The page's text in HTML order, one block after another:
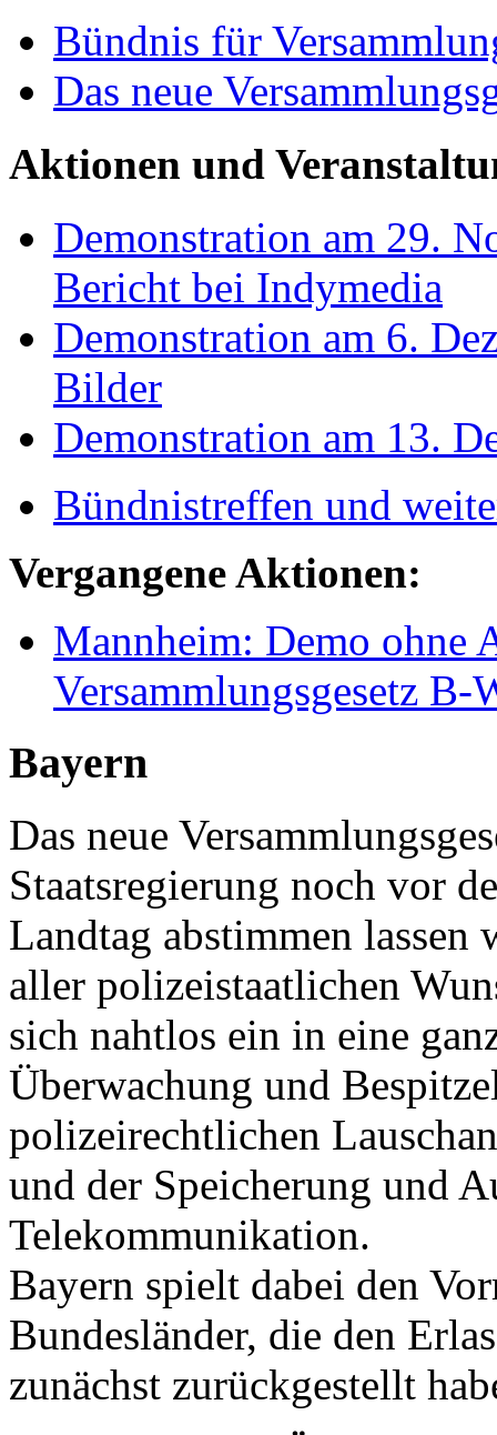
Bündnis für
Das neue
Aktionen und
Demonstration am 29.
Bericht bei Indymedia
Demonstration am 6.
Bilder
Demonstration am 13.
Bündnistreffen und
Vergangene Aktionen:
Mannheim: Demo ohne
Versammlungsgesetz B-
Bayern
Das neue
Staatsregierung noch vor
Landtag abstimmen
aller polizeistaatlichen
sich nahtlos ein in eine
Überwachung und
polizeirechtlichen
und der Speicherung und
Telekommunikation.
Bayern spielt dabei den
Bundesländer, die den
zunächst zurückgestellt